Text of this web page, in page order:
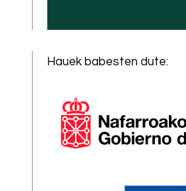
Hauek babesten dute: